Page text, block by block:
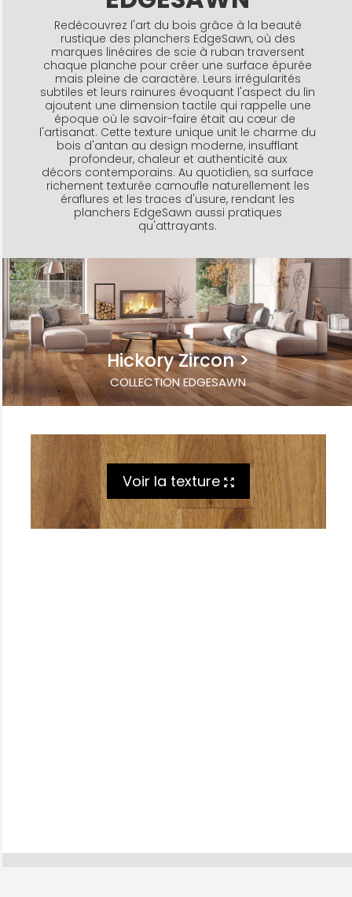
Redécouvrez l'art du bois grâce à la beauté
rustique des planchers EdgeSawn, où des
marques linéaires de scie à ruban traversent
chaque planche pour créer une surface épurée
mais pleine de caractère. Leurs irrégularités
subtiles et leurs rainures évoquant l'aspect du lin
ajoutent une dimension tactile qui rappelle une
époque où le savoir-faire était au cœur de
l'artisanat. Cette texture unique unit le charme du
bois d'antan au design moderne, insufflant
profondeur, chaleur et authenticité aux
décors contemporains. Au quotidien, sa surface
richement texturée camoufle naturellement les
éraflures et les traces d'usure, rendant les
planchers EdgeSawn aussi pratiques
qu'attrayants.
Hickory Zircon
COLLECTION EDGESAWN
Voir la texture